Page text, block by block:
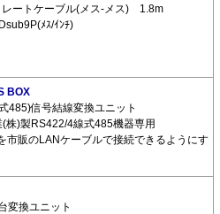
レートケーブル(メス-メス) 1.8m
ﾒｽ/ｲﾝﾁ)
BOX
485)信号結線変換ユニット
株)製RS422/4線式485機器専用
市販のLANケーブルで接続できるようにす
変換ユニット